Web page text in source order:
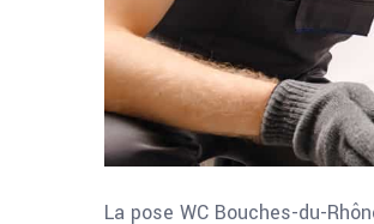
La pose WC Bouches-du-